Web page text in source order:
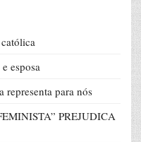
esposa
representa para nós
PREJUDICA